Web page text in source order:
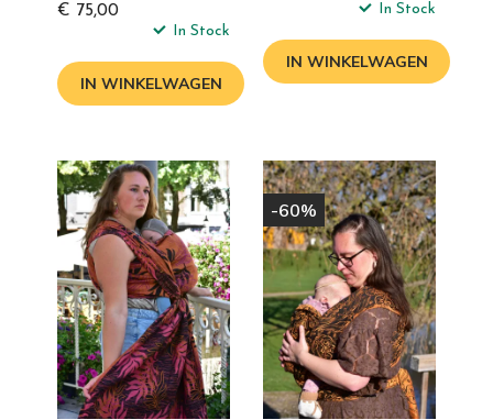
€ 75,00
In Stock
IN WINKELWAGEN
In Stock
IN WINKELWAGEN
-60%